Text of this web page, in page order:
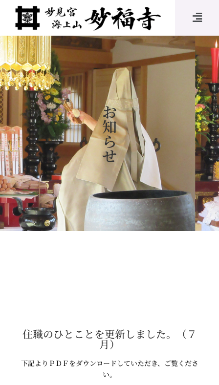
お
知
ら
せ
住職のひとことを更新しました。（７
月）
下記よりＰＤＦをダウンロードしていただき、ご覧くださ
い。